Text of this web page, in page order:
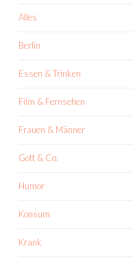
Alles
Berlin
Essen & Trinken
Film & Fernsehen
Frauen & Männer
Gott & Co.
Humor
Konsum
Krank